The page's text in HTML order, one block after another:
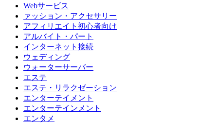
Webサービス
ァッション・アクセサリー
アフィリエイト初心者向け
アルバイト・パート
インターネット接続
ウェディング
ウォーターサーバー
エステ
エステ・リラクゼーション
エンターテイメント
エンターテインメント
エンタメ